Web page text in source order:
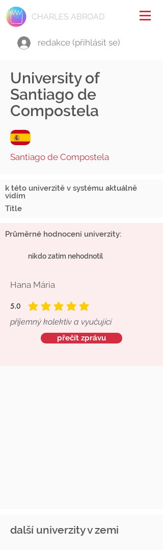
CHARLES ABROAD
redakce (přihlásit se)
University of
Santiago de
Compostela
Santiago de Compostela
k této univerzitě v systému aktuálně
vidím
Title
Průměrné hodnocení univerzity:
nikdo zatím nehodnotil
Hana Mária
5.0
average rating is 5 out of 5
příjemný kolektiv a vyučující
přečít zprávu
další univerzity v zemi